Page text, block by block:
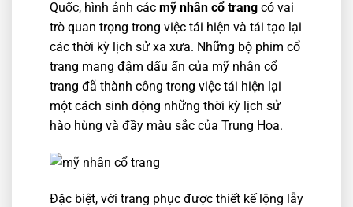
Quốc, hình ảnh các mỹ nhân cổ trang có vai
trò quan trọng trong việc tái hiện và tái tạo lại
các thời kỳ lịch sử xa xưa. Những bộ phim cổ
trang mang đậm dấu ấn của mỹ nhân cổ
trang đã thành công trong việc tái hiện lại
một cách sinh động những thời kỳ lịch sử
hào hùng và đầy màu sắc của Trung Hoa.
Đặc biệt, với trang phục được thiết kế lộng lẫy